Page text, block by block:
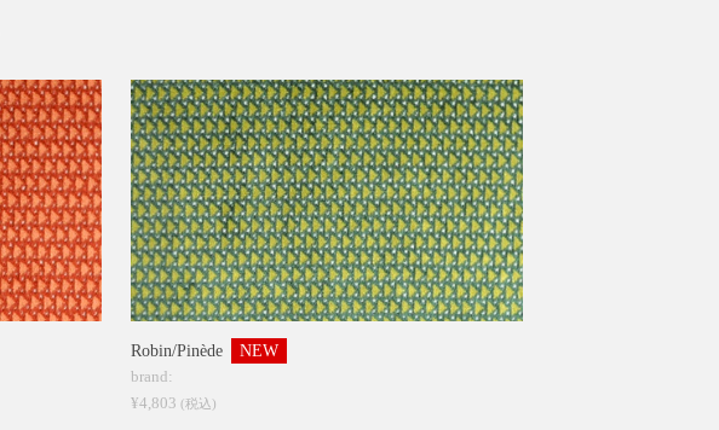
Robin/Pinède NEW
brand:
¥4,803 (税込)